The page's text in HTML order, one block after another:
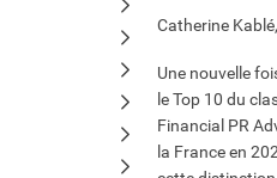
Catherine Kablé,
Une nouvelle
le Top 10 du
Financial PR
la France en